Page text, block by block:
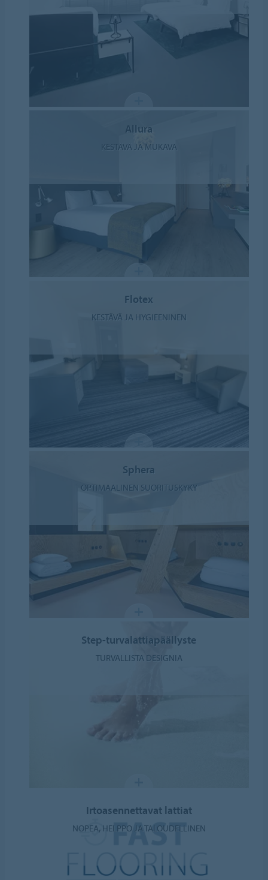
Allura
KESTÄVÄ JA MUKAVA
Flotex
KESTÄVÄ JA HYGIEENINEN
Sphera
OPTIMAALINEN SUORITUSKYKY
Step-turvalattiapäällyste
TURVALLISTA DESIGNIA
Irtoasennettavat lattiat
NOPEA, HELPPO JA TALOUDELLINEN